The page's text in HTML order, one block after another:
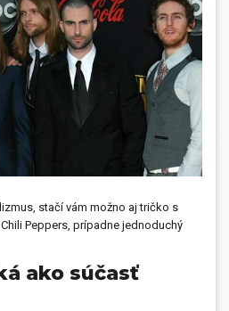
stačí vám možno aj tričko s
Peppers, prípadne jednoduchý
ako súčasť